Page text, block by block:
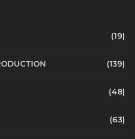
(19)
(139)
(48)
(63)